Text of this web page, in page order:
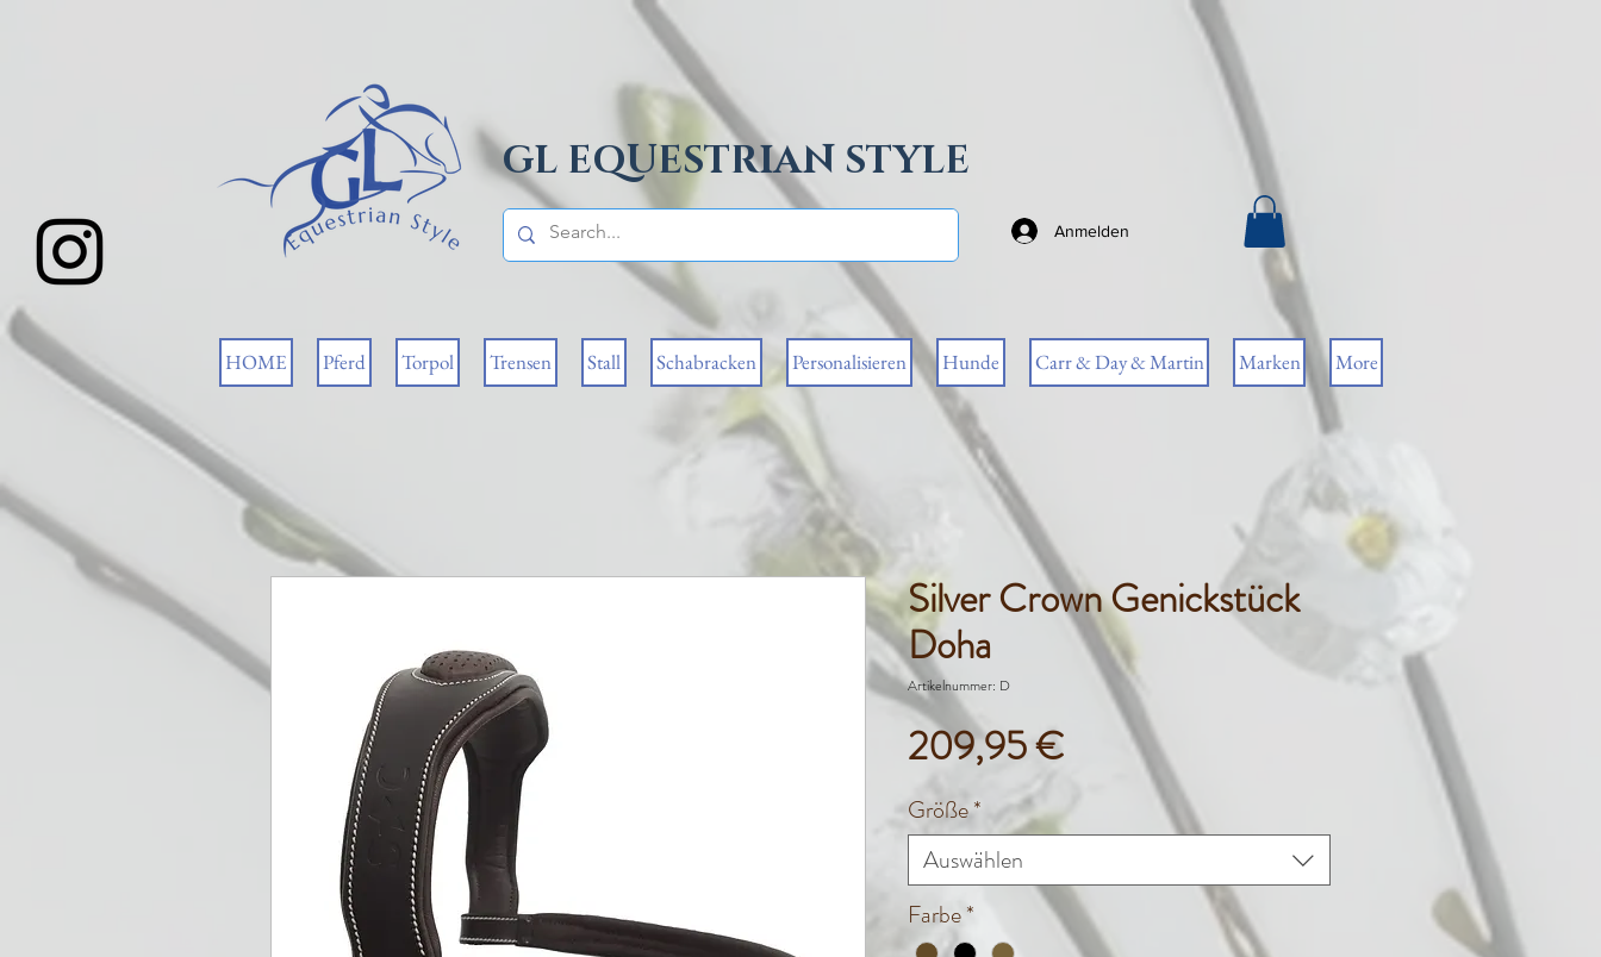
GL EQUESTRIAN STYLE
Anmelden
HOME Pferd Torpol Trensen Stall Schabracken Personalisieren Hunde Carr & Day & Martin Marken More
Silver Crown Genickstück
Doha
Artikelnummer: D
209,95 €Preis
Größe*
Auswählen
Farbe*